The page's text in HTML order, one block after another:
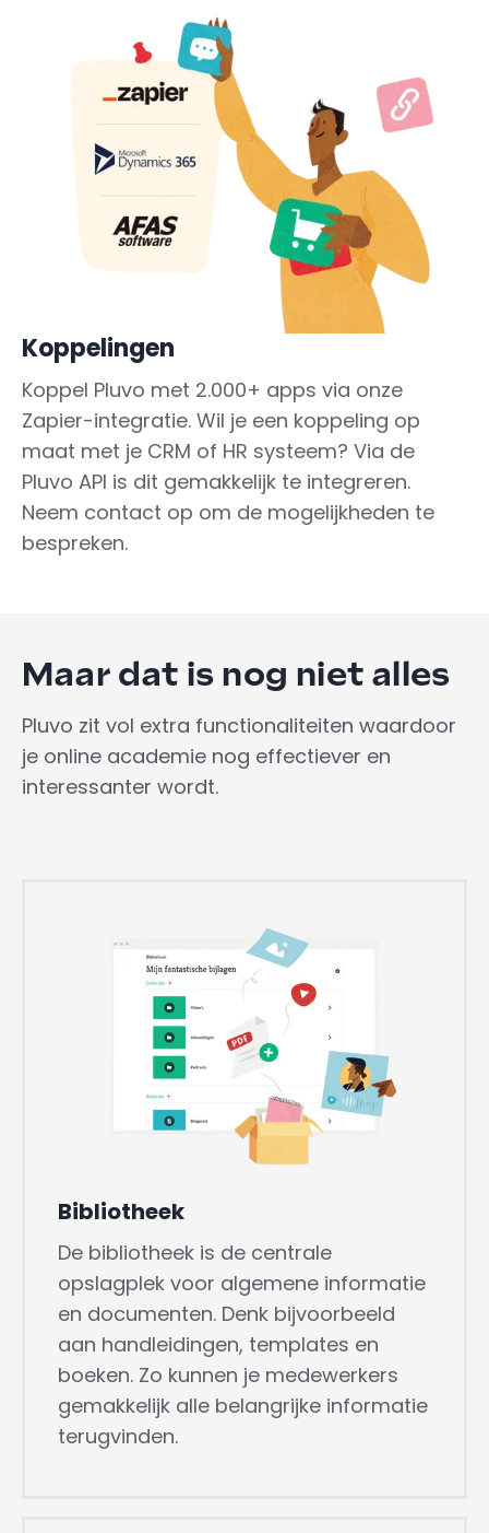
Koppelingen
Koppel Pluvo met 2.000+ apps via onze
Zapier-integratie. Wil je een koppeling op
maat met je CRM of HR systeem? Via de
Pluvo API is dit gemakkelijk te integreren.
Neem contact op om de mogelijkheden te
bespreken.
Maar dat is nog niet alles
Pluvo zit vol extra functionaliteiten waardoor
je online academie nog effectiever en
interessanter wordt.
Bibliotheek
De bibliotheek is de centrale
opslagplek voor algemene informatie
en documenten. Denk bijvoorbeeld
aan handleidingen, templates en
boeken. Zo kunnen je medewerkers
gemakkelijk alle belangrijke informatie
terugvinden.